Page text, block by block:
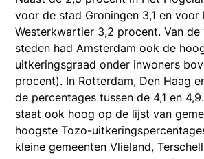
voor de stad Groningen 3,1 en voor
Westerkwartier 3,2 procent. Van
steden had Amsterdam ook de
uitkeringsgraad onder inwoners
procent). In Rotterdam, Den Haag
de percentages tussen de 4,1 en
staat ook hoog op de lijst van
hoogste Tozo-
kleine gemeenten Vlieland,